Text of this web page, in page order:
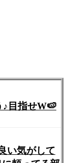
♪目指せW🍉
い気がして